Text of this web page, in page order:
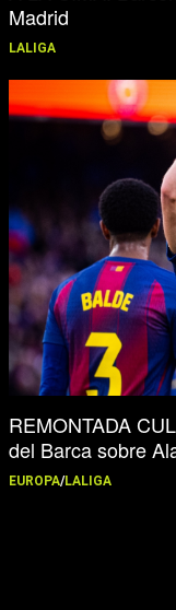
Madrid
LALIGA
REMONTADA
del Barca sobre
EUROPA/LALIGA